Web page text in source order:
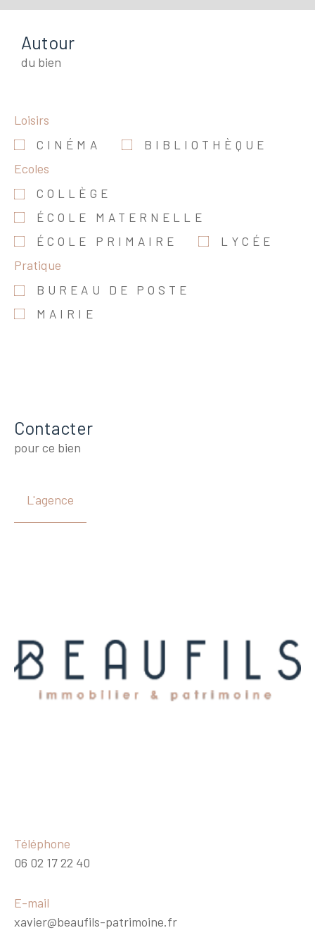
Autour
du bien
Loisirs
CINÉMA BIBLIOTHÈQUE
Ecoles
COLLÈGE
ÉCOLE MATERNELLE
ÉCOLE PRIMAIRE
LYCÉE
Pratique
BUREAU DE POSTE
MAIRIE
Contacter
pour ce bien
L'agence
Téléphone
06 02 17 22 40
E-mail
xavier@beaufils-patrimoine.fr